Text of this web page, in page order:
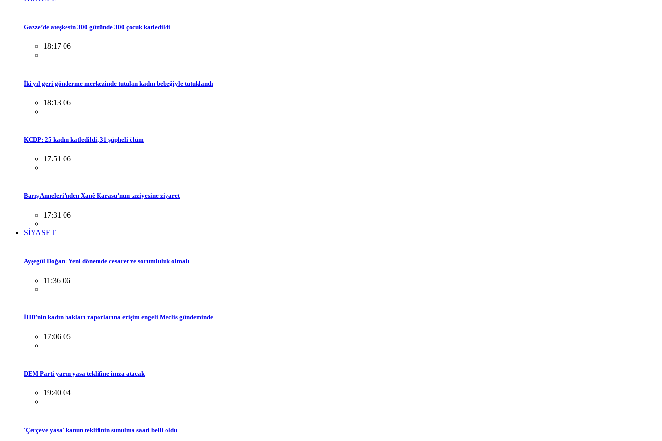
Gazze’de ateşkesin 300 gününde 300 çocuk katledildi
18:17 06
İki yıl geri gönderme merkezinde tutulan kadın bebeğiyle tutuklandı
18:13 06
KCDP: 25 kadın katledildi, 31 şüpheli ölüm
17:51 06
Barış Anneleri’nden Xanê Karasu’nun taziyesine ziyaret
17:31 06
SİYASET
Ayşegül Doğan: Yeni dönemde cesaret ve sorumluluk olmalı
11:36 06
İHD’nin kadın hakları raporlarına erişim engeli Meclis gündeminde
17:06 05
DEM Parti yarın yasa teklifine imza atacak
19:40 04
'Çerçeve yasa' kanun teklifinin sunulma saati belli oldu